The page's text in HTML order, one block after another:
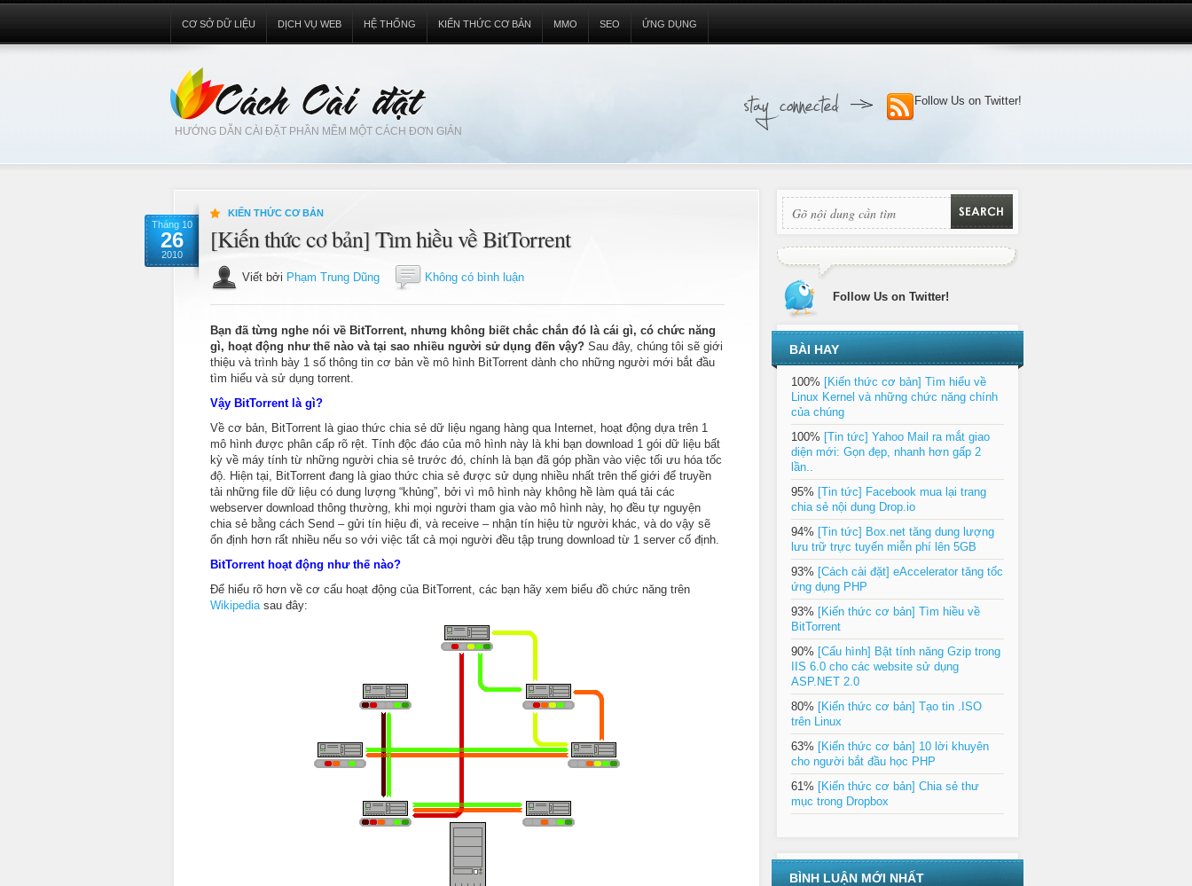
HƯỚNG DẪN CÀI ĐẶT PHẦN MỀM MỘT CÁCH ĐƠN GIẢN
CƠ SỞ DỮ LIỆU DỊCH VỤ WEB HỆ THỐNG KIẾN THỨC CƠ BẢN MMO SEO ỨNG DỤNG
Follow Us on Twitter!
Tháng 10
26
2010
KIẾN THỨC CƠ BẢN
[Kiến thức cơ bản] Tìm hiều về BitTorrent
Viết bởi Phạm Trung Dũng Không có bình luận
Bạn đã từng nghe nói về BitTorrent, nhưng không biết chắc chắn đó là cái gì, có chức năng
gì, hoạt động như thế nào và tại sao nhiều người sử dụng đến vậy? Sau đây, chúng tôi sẽ giới
thiệu và trình bày 1 số thông tin cơ bản về mô hình BitTorrent dành cho những người mới bắt đầu
tìm hiểu và sử dụng torrent.
Vậy BitTorrent là gì?
Về cơ bản, BitTorrent là giao thức chia sẻ dữ liệu ngang hàng qua Internet, hoạt động dựa trên 1
mô hình được phân cấp rõ rệt. Tính độc đáo của mô hình này là khi bạn download 1 gói dữ liệu bất
kỳ về máy tính từ những người chia sẻ trước đó, chính là bạn đã góp phần vào việc tối ưu hóa tốc
độ. Hiện tại, BitTorrent đang là giao thức chia sẻ được sử dụng nhiều nhất trên thế giới để truyền
tải những file dữ liệu có dung lượng “khủng”, bởi vì mô hình này không hề làm quá tải các
webserver download thông thường, khi mọi người tham gia vào mô hình này, họ đều tự nguyện
chia sẻ bằng cách Send – gửi tín hiệu đi, và receive – nhận tín hiệu từ người khác, và do vậy sẽ
ổn định hơn rất nhiều nếu so với việc tất cả mọi người đều tập trung download từ 1 server cố định.
BitTorrent hoạt động như thế nào?
Để hiểu rõ hơn về cơ cấu hoạt động của BitTorrent, các bạn hãy xem biểu đồ chức năng trên
Wikipediasau đây:
Follow Us on Twitter!
BÀI HAY
100% [Kiến thức cơ bản] Tìm hiểu về
Linux Kernel và những chức năng chính
của chúng
100% [Tin tức] Yahoo Mail ra mắt giao
diện mới: Gọn đẹp, nhanh hơn gấp 2
lần..
95% [Tin tức] Facebook mua lại trang
chia sẻ nội dung Drop.io
94% [Tin tức] Box.net tăng dung lượng
lưu trữ trực tuyến miễn phí lên 5GB
93% [Cách cài đặt] eAccelerator tăng tốc
ứng dụng PHP
93% [Kiến thức cơ bản] Tìm hiều về
BitTorrent
90% [Cấu hình] Bật tính năng Gzip trong
IIS 6.0 cho các website sử dụng
ASP.NET 2.0
80% [Kiến thức cơ bản] Tạo tin .ISO
trên Linux
63% [Kiến thức cơ bản] 10 lời khuyên
cho người bắt đầu học PHP
61% [Kiến thức cơ bản] Chia sẻ thư
mục trong Dropbox
BÌNH LUẬN MỚI NHẤT